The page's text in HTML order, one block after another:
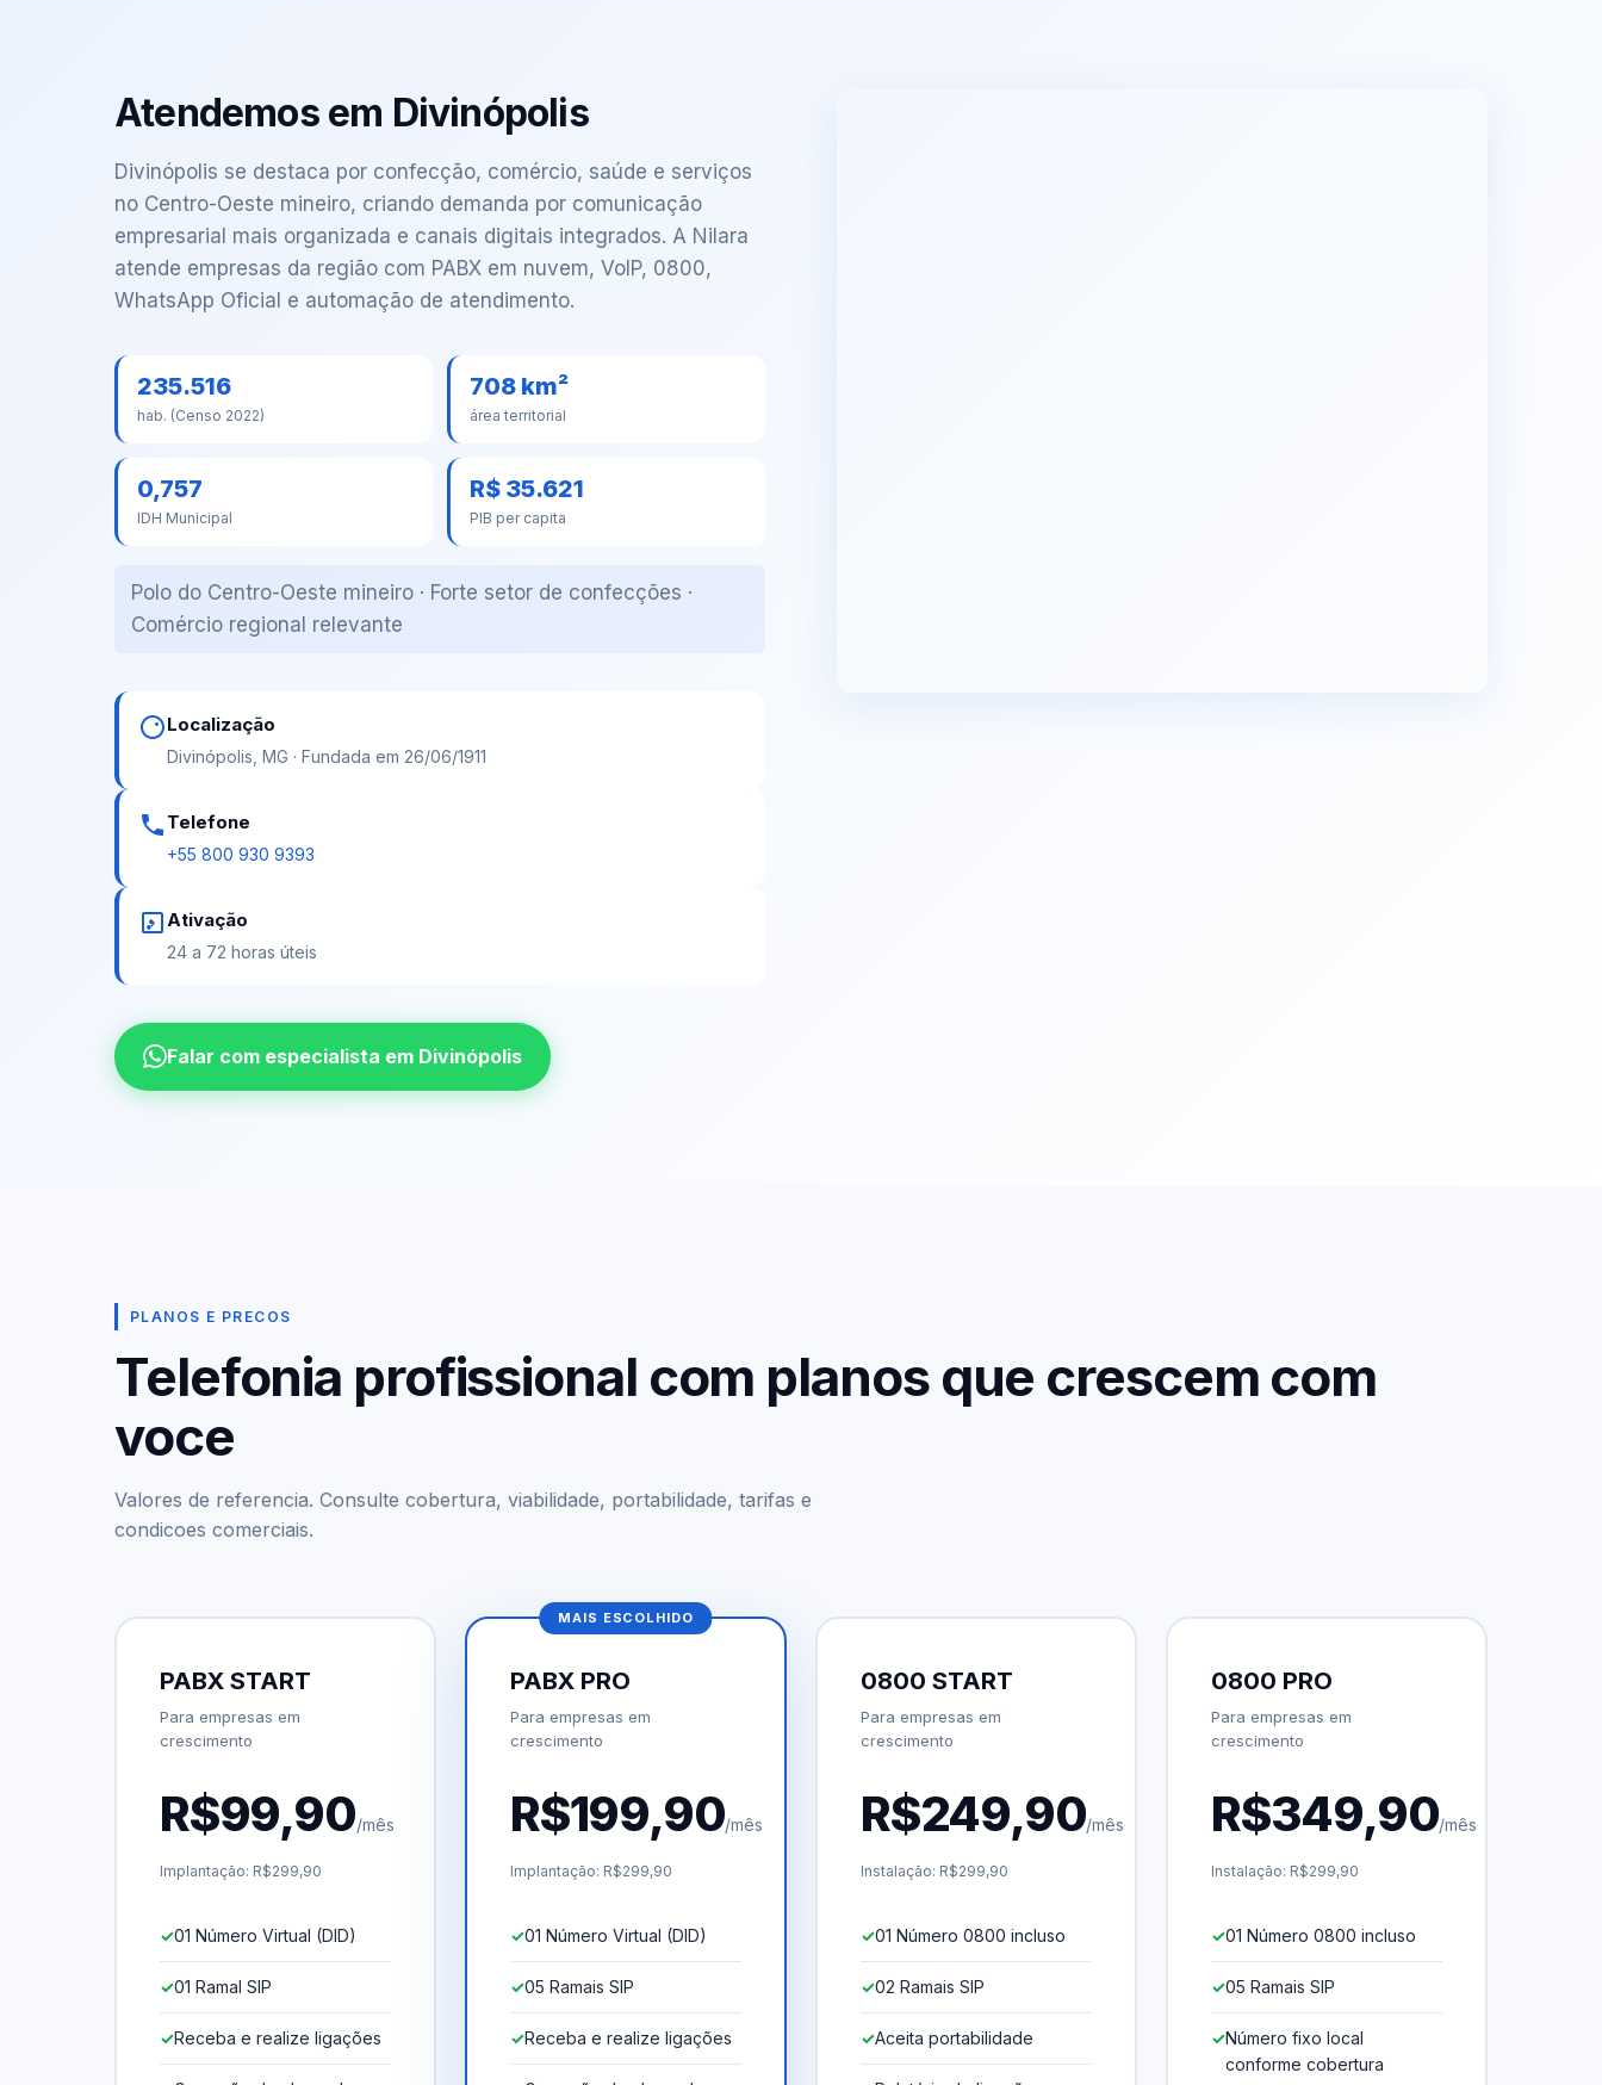
Atendemos em Divinópolis
Divinópolis se destaca por confecção, comércio, saúde e serviços
no Centro-Oeste mineiro, criando demanda por comunicação
empresarial mais organizada e canais digitais integrados. A Nilara
atende empresas da região com PABX em nuvem, VoIP, 0800,
WhatsApp Oficial e automação de atendimento.
235.516
hab. (Censo 2022)
708 km²
área territorial
0,757
IDH Municipal
R$ 35.621
PIB per capita
Polo do Centro-Oeste mineiro · Forte setor de confecções ·
Comércio regional relevante
Localização
Divinópolis, MG · Fundada em 26/06/1911
Telefone
+55 800 930 9393
Ativação
24 a 72 horas úteis
Falar com especialista em Divinópolis
PLANOS E PRECOS
Telefonia profissional com planos que crescem com
voce
Valores de referencia. Consulte cobertura, viabilidade, portabilidade, tarifas e
condicoes comerciais.
PABX START
Para empresas em
crescimento
R$99,90/mês
Implantação: R$299,90
01 Número Virtual (DID)
01 Ramal SIP
Receba e realize ligações
MAIS ESCOLHIDO
PABX PRO
Para empresas em
crescimento
R$199,90/mês
Implantação: R$299,90
01 Número Virtual (DID)
05 Ramais SIP
Receba e realize ligações
0800 START
Para empresas em
crescimento
R$249,90/mês
Instalação: R$299,90
01 Número 0800 incluso
02 Ramais SIP
Aceita portabilidade
0800 PRO
Para empresas em
crescimento
R$349,90/mês
Instalação: R$299,90
01 Número 0800 incluso
05 Ramais SIP
Número fixo local
conforme cobertura